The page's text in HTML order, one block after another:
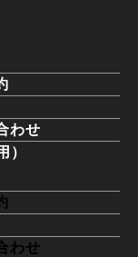
わせ
）
わせ